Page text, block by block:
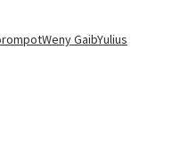
Weny GaibYulius